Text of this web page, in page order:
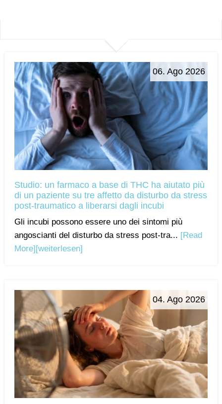
06. Ago 2026
Studio: un farmaco a base di THC ha aiutato più
di un paziente su tre affetto da disturbo da stress
post-traumatico a liberarsi dagli incubi
Gli incubi possono essere uno dei sintomi più
angoscianti del disturbo da stress post-tra... [Read
More] [weiterlesen]
04. Ago 2026